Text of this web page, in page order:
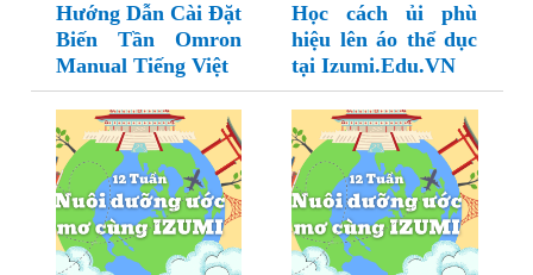
Hướng Dẫn Cài Đặt
Biến Tần Omron
Manual Tiếng Việt
Học cách ủi phù
hiệu lên áo thể dục
tại Izumi.Edu.VN